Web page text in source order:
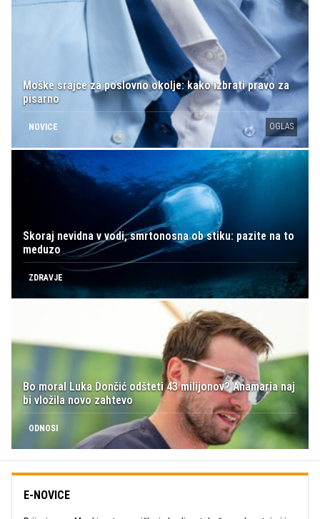
Moške srajce za poslovno okolje: kako izbrati pravo za
pisarno
NOVICE OGLAS
Skoraj nevidna v vodi, smrtonosna ob stiku: pazite na to
meduzo
ZDRAVJE
Bo moral Luka Dončić odšteti 43 milijonov? Anamaria naj
bi vložila novo zahtevo
ODNOSI
E-NOVICE